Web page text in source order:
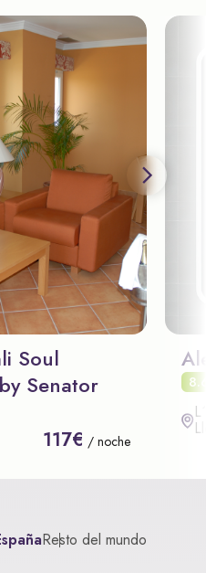
Soul
Senator
117€ / noche
Resto del mundo